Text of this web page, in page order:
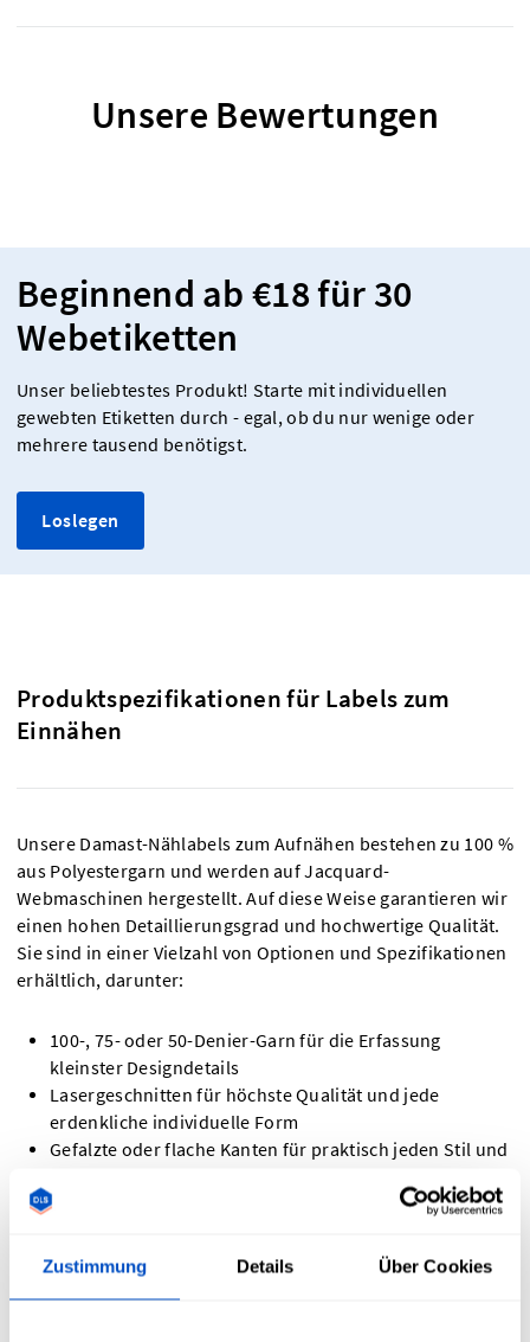
Zustimmung Details Über Cookies
Unsere Bewertungen
Beginnend ab €18 für 30
Webetiketten
Unser beliebtestes Produkt! Starte mit individuellen
gewebten Etiketten durch - egal, ob du nur wenige oder
mehrere tausend benötigst.
Loslegen
Produktspezifikationen für Labels zum
Einnähen
Unsere Damast-Nählabels zum Aufnähen bestehen zu 100 %
aus Polyestergarn und werden auf Jacquard-
Webmaschinen hergestellt. Auf diese Weise garantieren wir
einen hohen Detaillierungsgrad und hochwertige Qualität.
Sie sind in einer Vielzahl von Optionen und Spezifikationen
erhältlich, darunter:
100-, 75- oder 50-Denier-Garn für die Erfassung
kleinster Designdetails
Lasergeschnitten für höchste Qualität und jede
erdenkliche individuelle Form
Gefalzte oder flache Kanten für praktisch jeden Stil und
Nähetiketten können in nahezu jeder Größe und Form